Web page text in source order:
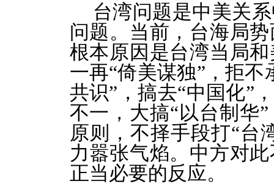
台湾问题是中美关
问题。当前，台海局
根本原因是台湾当局
一再“倚美谋独”，拒
共识”，搞去“中国化”
不一，大搞“以台制华
原则，不择手段打“台
力嚣张气焰。中方对
正当必要的反应。